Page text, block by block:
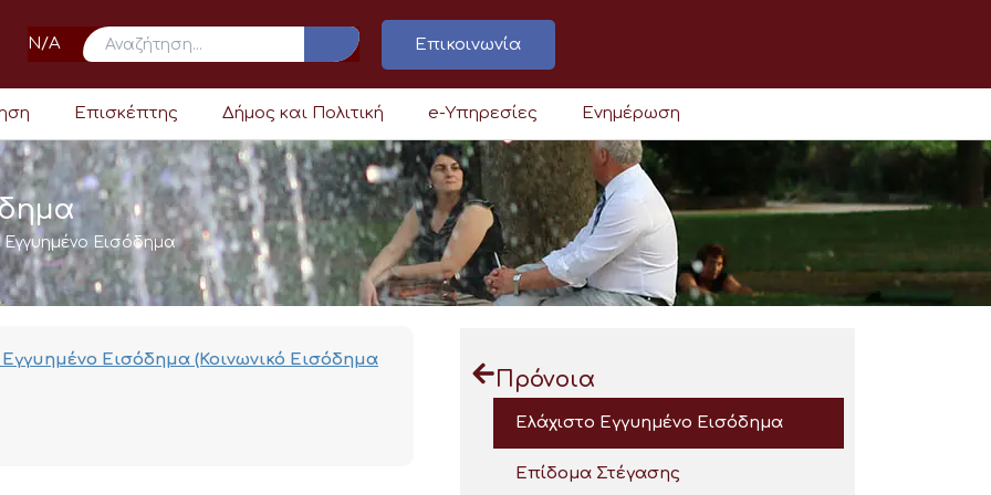
N/A Επικοινωνία
Επισκέπτης Δήμος και Πολιτική e-Υπηρεσίες Ενημέρωση
Εγγυημένο Εισόδημα
Εγγυημένο Εισόδημα (Κοινωνικό Εισόδημα
Πρόνοια
Ελάχιστο Εγγυημένο Εισόδημα
Επίδομα Στέγασης